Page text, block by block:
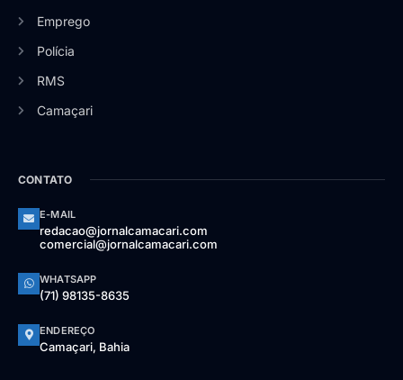
Emprego
Polícia
RMS
Camaçari
CONTATO
E-MAIL
redacao@jornalcamacari.com
comercial@jornalcamacari.com
WHATSAPP
(71) 98135-8635
ENDEREÇO
Camaçari, Bahia